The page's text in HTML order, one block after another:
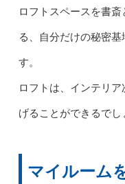
ロフトスペースを書
る、自分だけの秘密
す。
ロフトは、インテリ
げることができるでし
マイルーム